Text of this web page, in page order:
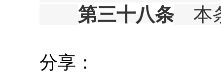
第三十八条 本
分享：